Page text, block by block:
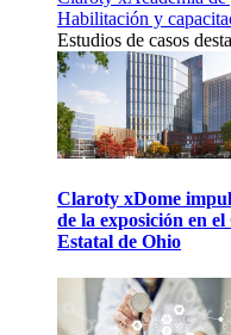
Habilitación y
Estudios de casos
Claroty xDome
de la exposición en
Estatal de Ohio